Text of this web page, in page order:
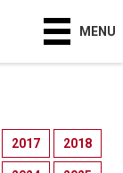
MENU
2017 2018